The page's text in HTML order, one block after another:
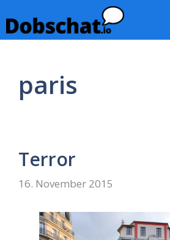
Inhalt
springen
paris
Terror
16. November 2015